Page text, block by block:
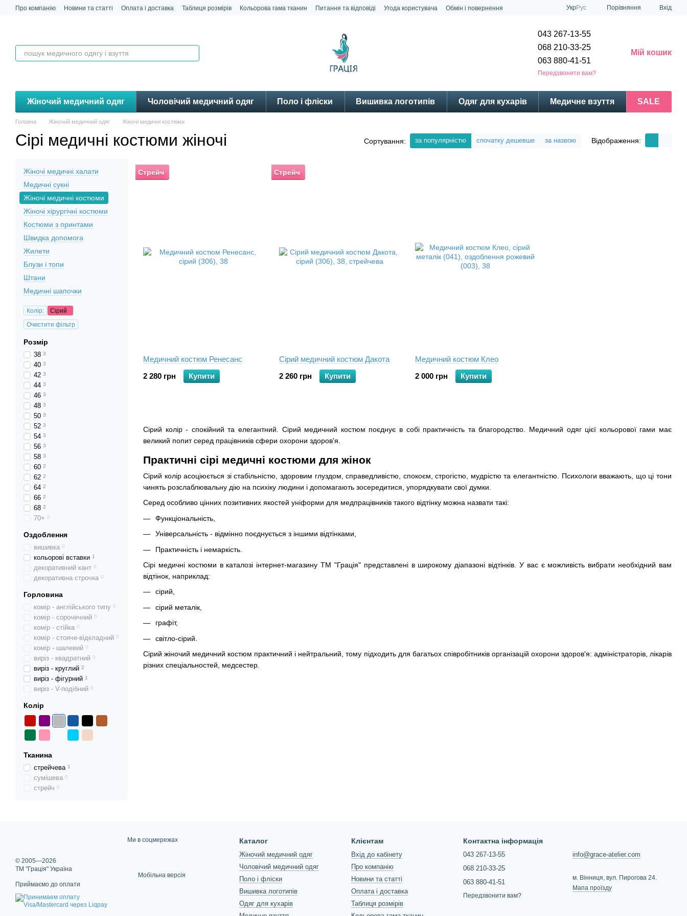
Перейти до основного контенту
Про компанію Новини та статті Оплата і доставка Таблиця розмірів Кольорова гама тканин Питання та відповіді Угода користувача
Обмін і повернення
УкрРус Порівняння Вхід
043 267-13-55
068 210-33-25
063 880-41-51
Передзвонити вам?
Мій кошик
Жіночий медичний одяг Чоловічий медичний одяг Поло і фліски Вишивка логотипів Одяг для кухарів Медичне взуття SALE
Головна Жіночий медичний одяг Жіночі медичні костюми
Сірі медичні костюми жіночі Сортування: за популярністю спочатку дешевше за назвою Відображення:
Сірий колір - спокійний та елегантний. Сірий медичний костюм поєднує в собі практичність та благородство. Медичний одяг цієї кольорової гами має
великий попит серед працівників сфери охорони здоров'я.
Практичні сірі медичні костюми для жінок
Сірий колір асоціюється зі стабільністю, здоровим глуздом, справедливістю, спокоєм, строгістю, мудрістю та елегантністю. Психологи вважають, що ці тони
чинять розслаблювальну дію на психіку людини і допомагають зосередитися, упорядкувати свої думки.
Серед особливо цінних позитивних якостей уніформи для медпрацівників такого відтінку можна назвати такі:
Функціональність,
Універсальність - відмінно поєднується з іншими відтінками,
Практичність і немаркість.
Сірі медичні костюми в каталозі інтернет-магазину ТМ "Грація" представлені в широкому діапазоні відтінків. У вас є можливість вибрати необхідний вам
відтінок, наприклад:
сірий,
сірий металік,
графіт,
світло-сірий.
Сірий жіночий медичний костюм практичний і нейтральний, тому підходить для багатьох співробітників організацій охорони здоров'я: адміністраторів, лікарів
різних спеціальностей, медсестер.
Стрейч
Медичний костюм Ренесанс
2 280 грн
Купити
Стрейч
Сірий медичний костюм Дакота
2 260 грн
Купити
Медичний костюм Клео
2 000 грн
Купити
Жіночі медичні халати
Медичні сукні
Жіночі медичні костюми
Жіночі хірургічні костюми
Костюми з принтами
Швидка допомога
Жилети
Блузи і топи
Штани
Медичні шапочки
Колір:
Сірий
Очистити фільтр
Розмір
38 3
40 3
42 3
44 3
46 3
48 3
50 3
52 3
54 3
56 3
58 3
60 2
62 2
64 2
66 2
68 2
70+ 0
Оздоблення
вишивка 0
кольорові вставки 1
декоративний кант 0
декоративна строчка 0
Горловина
комір - англійського типу 0
комір - сорочечний 0
комір - стійка 0
комір - стояче-відкладний 0
комір - шалевий 0
виріз - квадратний 0
виріз - круглий 2
виріз - фігурний 1
виріз - V-подібний 0
Колір
Тканина
стрейчева 1
сумішева 0
стрейч 0
© 2005—2026
ТМ "Грація" Україна
Приймаємо до оплати
Ми в соцмережах
Мобільна версія
Каталог
Жіночий медичний одяг
Чоловічий медичний одяг
Поло і фліски
Вишивка логотипів
Одяг для кухарів
Клієнтам
Вхід до кабінету
Про компанію
Новини та статті
Оплата і доставка
Таблиця розмірів
Контактна інформація
043 267-13-55
068 210-33-25
063 880-41-51
Передзвонити вам?
info@grace-atelier.com
м. Вінниця, вул. Пирогова 24.
Мапа проїзду